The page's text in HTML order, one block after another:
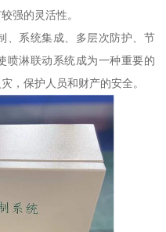
强的灵活性。
、系统集成、多层次防护、节
喷淋联动系统成为一种重要的
，保护人员和财产的安全。